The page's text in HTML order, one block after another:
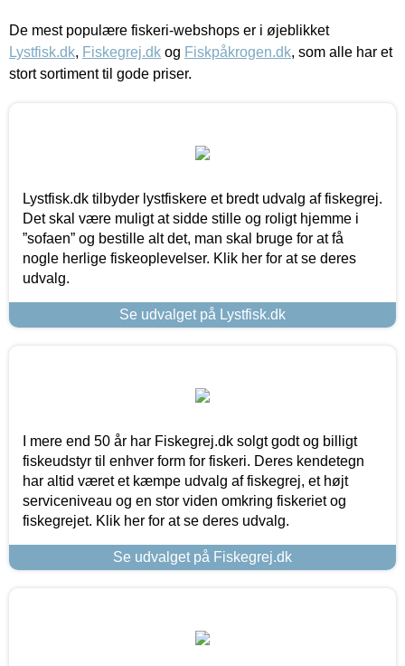
De mest populære fiskeri-webshops er i øjeblikket
Lystfisk.dk, Fiskegrej.dk og Fiskpåkrogen.dk, som alle har et
stort sortiment til gode priser.
Lystfisk.dk tilbyder lystfiskere et bredt udvalg af fiskegrej.
Det skal være muligt at sidde stille og roligt hjemme i
”sofaen” og bestille alt det, man skal bruge for at få
nogle herlige fiskeoplevelser. Klik her for at se deres
udvalg.
Se udvalget på Lystfisk.dk
I mere end 50 år har Fiskegrej.dk solgt godt og billigt
fiskeudstyr til enhver form for fiskeri. Deres kendetegn
har altid været et kæmpe udvalg af fiskegrej, et højt
serviceniveau og en stor viden omkring fiskeriet og
fiskegrejet. Klik her for at se deres udvalg.
Se udvalget på Fiskegrej.dk